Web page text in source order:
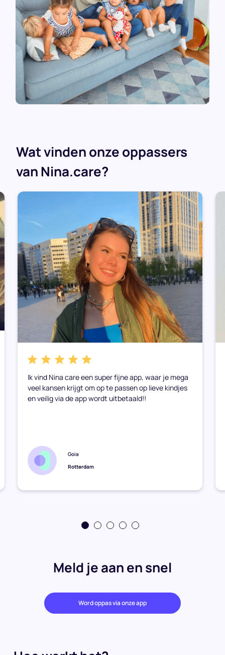
Wat vinden onze oppassers
van Nina.care?
Ik vind Nina care een super fijne app, waar je mega
veel kansen krijgt om op te passen op lieve kindjes
en veilig via de app wordt uitbetaald!!
Goia
Rotterdam
Meld je aan en snel
Word oppas via onze app